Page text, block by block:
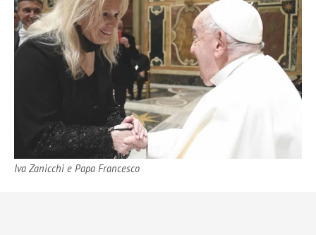
Iva Zanicchi e Papa Francesco